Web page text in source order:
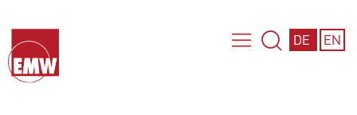
DE EN